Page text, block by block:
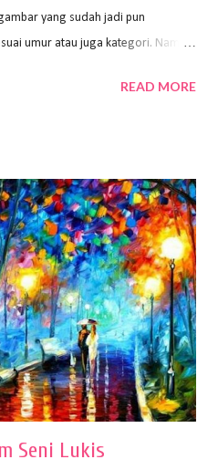
yang sudah jadi pun
umur atau juga kategori. Namun,
alat dan bahan sangat
jenisnya. Berikut peralatan
Kegiatan menggambar
proses pembuatan gambar lebih
yang baik salah satu syaratnya
menggambar merupakan
Kertas adalah bahan yang paling
Dalam menggambar
READ MORE
Seni Lukis